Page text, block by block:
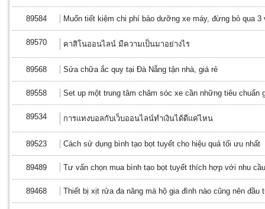
89584 Muốn tiết kiệm chi phí bảo dưỡng xe máy, đừng bỏ qua 3
89570 คาสิโนออนไลน์ มีความเป็นมาอย่างไร
89568 Sửa chữa ắc quy tại Đà Nẵng tận nhà, giá rẻ
89558 Set up một trung tâm chăm sóc xe cần những tiêu chuẩn
89534 การแทงบอลกับเว็บออนไลน์ทำเงินได้ดีแค่ไหน
89523 Cách sử dụng bình tạo bọt tuyết cho hiệu quả tối ưu nhất
89489 Tư vấn chọn mua bình tạo bọt tuyết thích hợp với nhu
89468 Thiết bị xịt rửa đa năng mà hộ gia đình nào cũng nên đầu